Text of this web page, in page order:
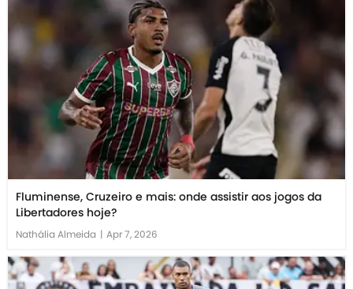
Fluminense, Cruzeiro e mais: onde assistir aos jogos da
Libertadores hoje?
Nathália Almeida | Apr 7, 2026